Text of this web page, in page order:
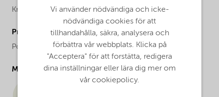
Kromasil®
ProductPhysicalForm
Powder
Molecular drawing
Vi använder nödvändiga och icke-
nödvändiga cookies för att
tillhandahålla, säkra, analysera och
förbättra vår webbplats. Klicka på
"Acceptera" för att forstätta, redigera
dina inställningar eller lära dig mer om
vår cookiepolicy.